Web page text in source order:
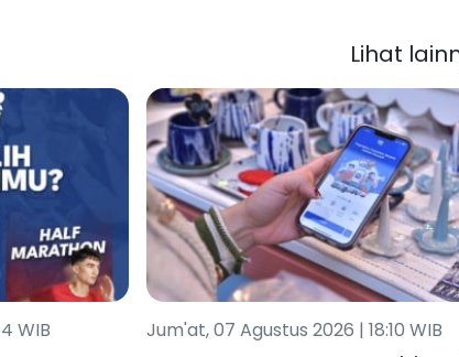
Lihat
WIB Jum'at, 07 Agustus 2026 | 18:10 WIB